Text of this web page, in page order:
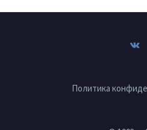
Политика